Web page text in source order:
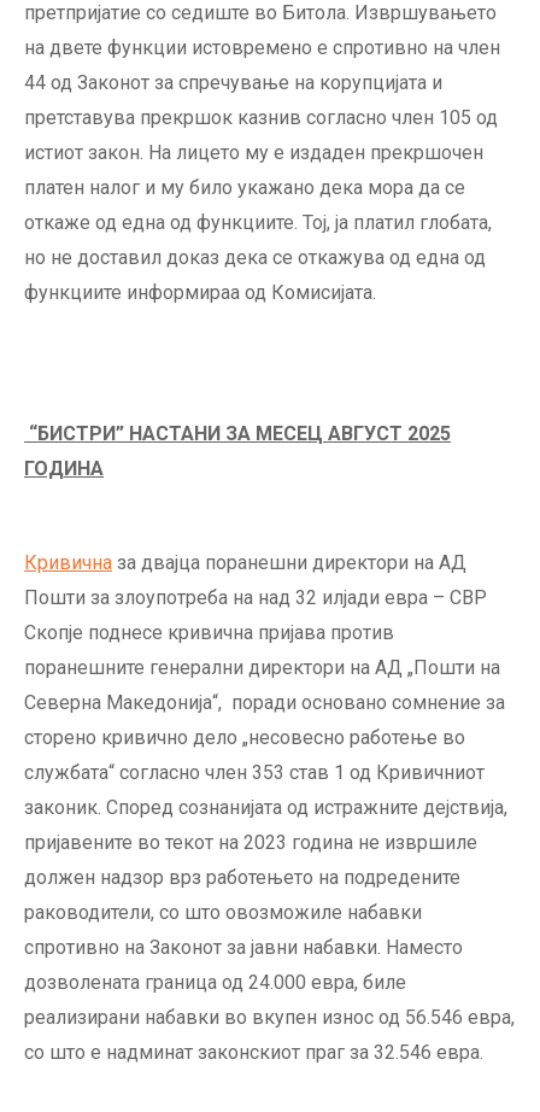
претпријатие со седиште во Битола. Извршувањето
на двете функции истовремено е спротивно на член
44 од Законот за спречување на корупцијата и
претставува прекршок казнив согласно член 105 од
истиот закон. На лицето му е издаден прекршочен
платен налог и му било укажано дека мора да се
откаже од една од функциите. Тој, ја платил глобата,
но не доставил доказ дека се откажува од една од
функциите информираа од Комисијата.
“БИСТРИ” НАСТАНИ ЗА МЕСЕЦ АВГУСТ 2025
ГОДИНА
Кривична за двајца поранешни директори на АД
Пошти за злоупотреба на над 32 илјади евра – СВР
Скопје поднесе кривична пријава против
поранешните генерални директори на АД „Пошти на
Северна Македонија“, поради основано сомнение за
сторено кривично дело „несовесно работење во
службата“ согласно член 353 став 1 од Кривичниот
законик. Според сознанијата од истражните дејствија,
пријавените во текот на 2023 година не извршиле
должен надзор врз работењето на подредените
раководители, со што овозможиле набавки
спротивно на Законот за јавни набавки. Наместо
дозволената граница од 24.000 евра, биле
реализирани набавки во вкупен износ од 56.546 евра,
со што е надминат законскиот праг за 32.546 евра.